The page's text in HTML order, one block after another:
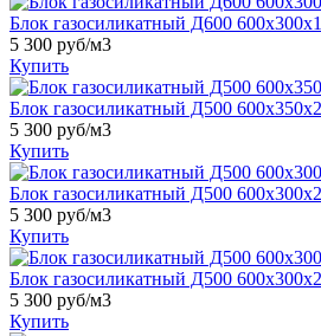
Блок газосиликатный Д600
5 300 руб/м3
Купить
Блок газосиликатный Д500
5 300 руб/м3
Купить
Блок газосиликатный Д500
5 300 руб/м3
Купить
Блок газосиликатный Д500
5 300 руб/м3
Купить